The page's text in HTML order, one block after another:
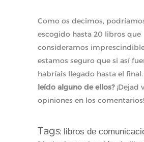
Como os decimos,
escogido hasta 20 libros que
consideramos
estamos seguro que si así
habríais llegado hasta el final.
leído alguno de ellos?¡Dejad
opiniones en los comentarios!
Tags: libros de